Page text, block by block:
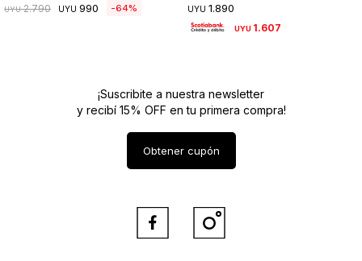
UYU 2.790 UYU 990 64 UYU 1.890
UYU 1.607
¡Suscribite a nuestra newsletter
y recibí 15% OFF en tu primera compra!
Obtener cupón
 